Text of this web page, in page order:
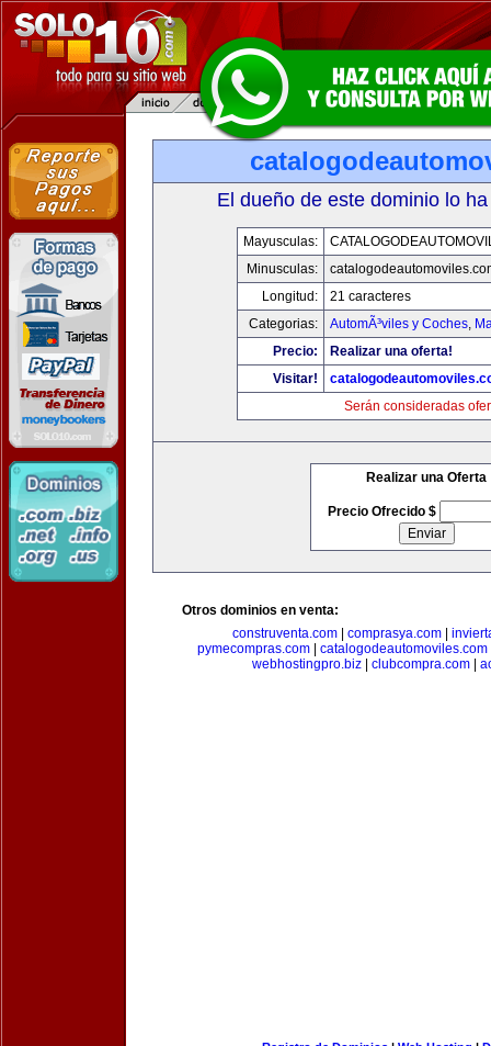
El dueño de este dominio lo
Mayusculas:
Minusculas:
Longitud:
21 caracteres
Categorias:
AutomÃ³viles y Coches,
Precio:
Realizar una oferta!
Visitar!
Serán consideradas
Realizar una Oferta
Precio Ofrecido $
Otros dominios en venta:
construventa.com| comprasya.com|
pymecompras.com| catalogodeautomoviles.com
webhostingpro.biz| clubcompra.com|